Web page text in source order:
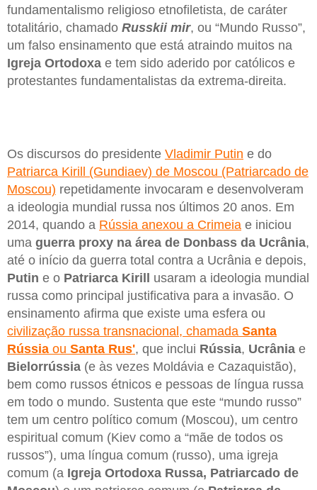
fundamentalismo religioso etnofiletista, de caráter
totalitário, chamado Russkii mir, ou “Mundo Russo”,
um falso ensinamento que está atraindo muitos na
Igreja Ortodoxa e tem sido aderido por católicos e
protestantes fundamentalistas da extrema-direita.
Os discursos do presidente Vladimir Putin e do
Patriarca Kirill (Gundiaev) de Moscou (Patriarcado de
Moscou) repetidamente invocaram e desenvolveram
a ideologia mundial russa nos últimos 20 anos. Em
2014, quando a Rússia anexou a Crimeia e iniciou
uma guerra proxy na área de Donbass da Ucrânia,
até o início da guerra total contra a Ucrânia e depois,
Putin e o Patriarca Kirill
usaram a ideologia mundial
russa como principal justificativa para a invasão. O
ensinamento afirma que existe uma esfera ou
civilização russa transnacional, chamada Santa
Rússia ou Santa Rus', que inclui Rússia, Ucrânia e
Bielorrússia (e às vezes Moldávia e Cazaquistão),
bem como russos étnicos e pessoas de língua russa
em todo o mundo. Sustenta que este “mundo russo”
tem um centro político comum (Moscou), um centro
espiritual comum (Kiev como a “mãe de todos os
russos”), uma língua comum (russo), uma igreja
comum (a Igreja Ortodoxa Russa, Patriarcado de